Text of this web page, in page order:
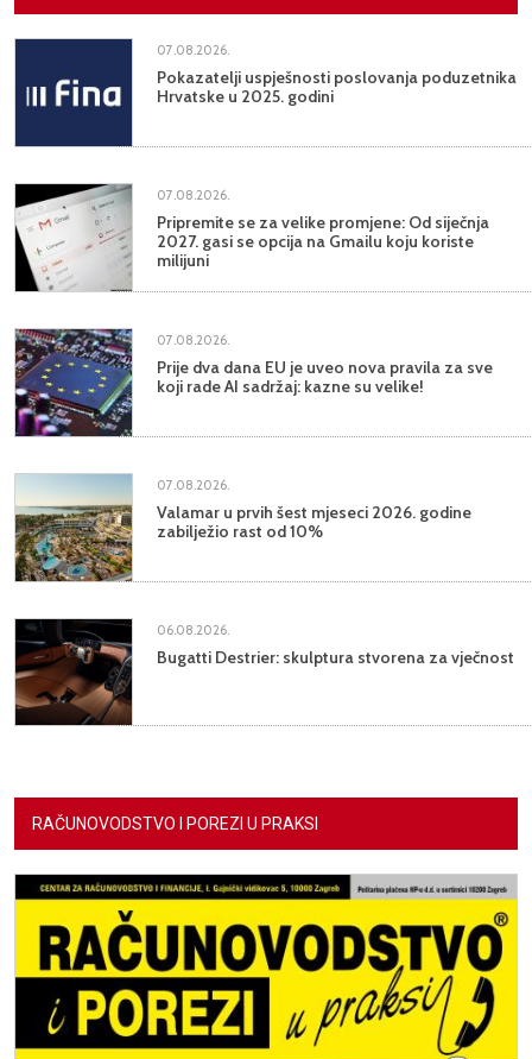
07.08.2026.
Pokazatelji uspješnosti poslovanja poduzetnika
Hrvatske u 2025. godini
07.08.2026.
Pripremite se za velike promjene: Od siječnja
2027. gasi se opcija na Gmailu koju koriste
milijuni
07.08.2026.
Prije dva dana EU je uveo nova pravila za sve
koji rade AI sadržaj: kazne su velike!
07.08.2026.
Valamar u prvih šest mjeseci 2026. godine
zabilježio rast od 10%
06.08.2026.
Bugatti Destrier: skulptura stvorena za vječnost
RAČUNOVODSTVO I POREZI U PRAKSI